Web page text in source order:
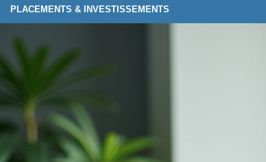
PLACEMENTS & INVESTISSEMENTS